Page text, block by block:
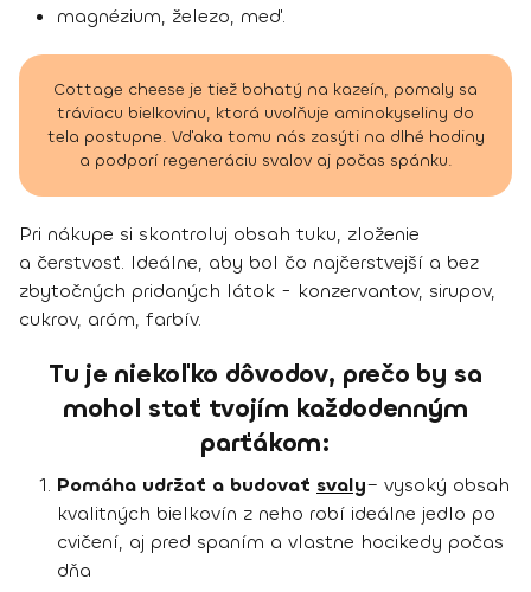
magnézium, železo, meď.
Cottage cheese je tiež bohatý na kazeín, pomaly sa
tráviacu bielkovinu, ktorá uvoľňuje aminokyseliny do
tela postupne. Vďaka tomu nás zasýti na dlhé hodiny
a podporí regeneráciu svalov aj počas spánku.
Pri nákupe si skontroluj obsah tuku, zloženie
a čerstvosť. Ideálne, aby bol čo najčerstvejší a bez
zbytočných pridaných látok - konzervantov, sirupov,
cukrov, aróm, farbív.
Tu je niekoľko dôvodov, prečo by sa
mohol stať tvojím každodenným
parťákom:
Pomáha udržať a budovať svaly– vysoký obsah
kvalitných bielkovín z neho robí ideálne jedlo po
cvičení, aj pred spaním a vlastne hocikedy počas
dňa